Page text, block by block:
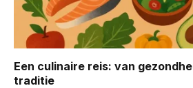
Een culinaire reis: van
traditie